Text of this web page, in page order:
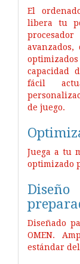
El
libera tu
avanzados,
capacidad
fácil
de juego.
Juega a tu
optimizado
Diseñado
OMEN.
estándar